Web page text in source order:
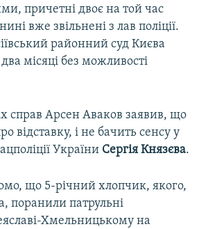
причетні двоє на той час
вже звільнені з лав поліції.
районний суд Києва
місяці без можливості
справ Арсен Аваков заявив, що
відставку, і не бачить сенсу у
України Сергія Князєва.
що 5-річний хлопчик, якого,
поранили патрульні
Хмельницькому на